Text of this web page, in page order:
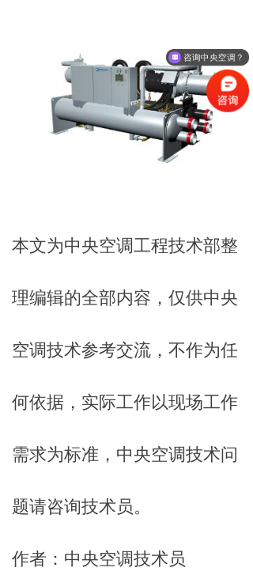
本文为中央空调工程技术部整
理编辑的全部内容，仅供中央
空调技术参考交流，不作为任
何依据，实际工作以现场工作
需求为标准，中央空调技术问
题请咨询技术员。
作者：中央空调技术员
咨询中央空调？